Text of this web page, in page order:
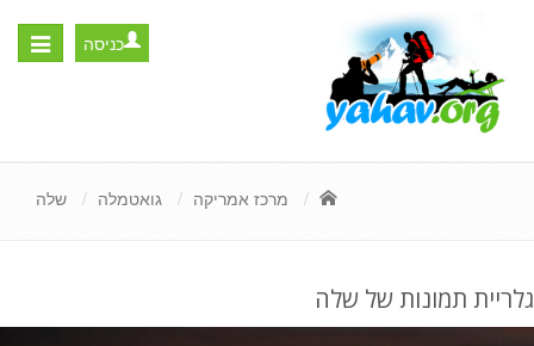
Toggle
כניסה
מרכז אמריקה גואטמלה שלה
גלריית תמונות של שלה